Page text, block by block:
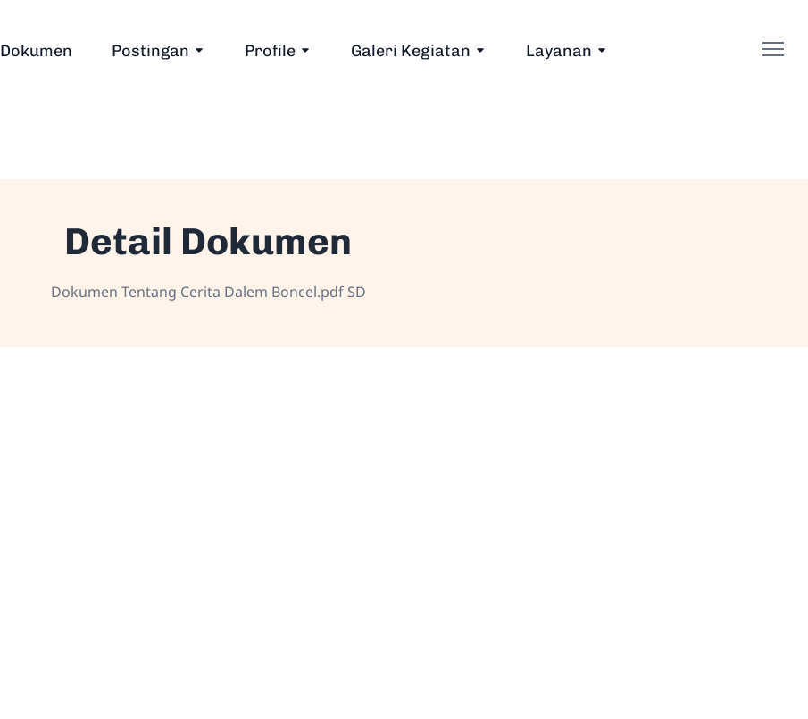
Dokumen Postingan Profile Galeri Kegiatan Layanan
Detail Dokumen
Dokumen Tentang Cerita Dalem Boncel.pdf SD